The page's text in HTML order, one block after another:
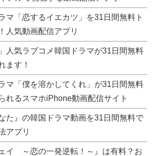
マ「恋するイエカツ」を31日間無料ト
人気動画配信アプリ
人気ラブコメ韓国ドラマが31日間無料
ます！
マ「僕を溶かしてくれ」が31日間無料
れるスマホiPhone動画配信サイト
た』の韓国ドラマ動画を31日間無料で
アプリ
イ ～恋の一発逆転！～』は有料？お